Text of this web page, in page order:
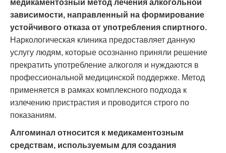
медикаментозный метод лечения алкогольной
зависимости, направленный на формирование
устойчивого отказа от употребления спиртного.
Наркологическая клиника предоставляет данную
услугу людям, которые осознанно приняли решение
прекратить употребление алкоголя и нуждаются в
профессиональной медицинской поддержке. Метод
применяется в рамках комплексного подхода к
излечению пристрастия и проводится строго по
показаниям.
Алгоминал относится к медикаментозным
средствам, используемым для создания